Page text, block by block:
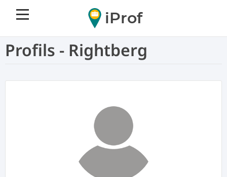
iProf
Profils - Rightberg